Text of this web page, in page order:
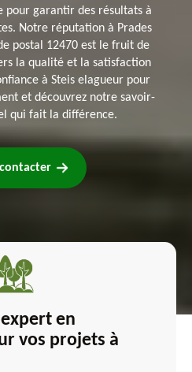
pour garantir des résultats à
Notre réputation à Prades
postal 12470 est le fruit de
la qualité et la satisfaction
à Steis elagueur pour
et découvrez notre savoir-
qui fait la différence.
en
vos projets à